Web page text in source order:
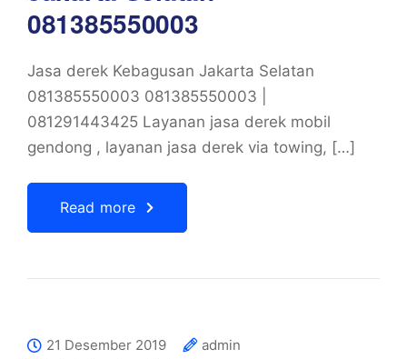
081385550003
Jasa derek Kebagusan Jakarta Selatan
081385550003 081385550003 |
081291443425 Layanan jasa derek mobil
gendong , layanan jasa derek via towing, […]
Read more
21 Desember 2019
admin